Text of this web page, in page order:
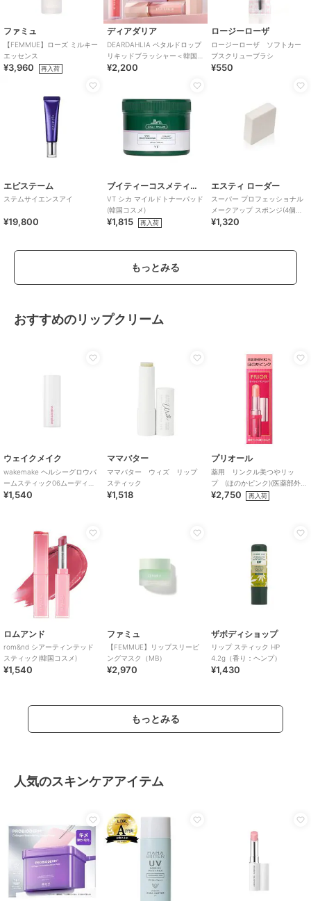
ファミュ
【FEMMUE】ローズ ミルキー
エッセンス
¥3,960 再入荷
ディアダリア
DEARDAHLIA ペタルドロップ
リキッドブラッシャー＜韓国
コスメ＞
¥2,200
ロージーローザ
ロージーローザ ソフトカー
ブスクリューブラシ
¥550
エピステーム
ステムサイエンスアイ
¥19,800
ブイティーコスメティクス
VT シカ マイルドトナーパッド
(韓国コスメ)
¥1,815 再入荷
エスティ ローダー
スーパー プロフェッショナル
メークアップ スポンジ(4個入
り)
¥1,320
もっとみる
おすすめのリップクリーム
ウェイクメイク
wakemake ヘルシーグロウバ
ームスティック06ムーディー
ピンク(韓国コスメ)
¥1,540
ママバター
ママバター ウィズ リップ
スティック
¥1,518
プリオール
薬用 リンクル美つやリッ
プ (ほのかピンク)(医薬部外
品)
¥2,750 再入荷
ロムアンド
rom&nd シアーティンテッド
スティック(韓国コスメ)
¥1,540
ファミュ
【FEMMUE】リップスリーピ
ングマスク（MB）
¥2,970
ザボディショップ
リップ スティック HP
4.2g（香り：ヘンプ）
¥1,430
もっとみる
人気のスキンケアアイテム